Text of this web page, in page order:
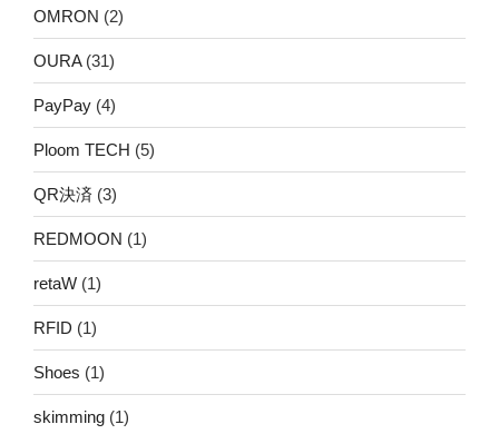
OMRON (2)
OURA(31)
PayPay (4)
Ploom TECH (5)
QR決済 (3)
REDMOON (1)
retaW (1)
RFID (1)
Shoes (1)
skimming (1)